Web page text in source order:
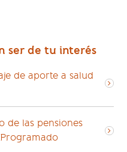
ser de tu interés
de aporte a salud
de las pensiones